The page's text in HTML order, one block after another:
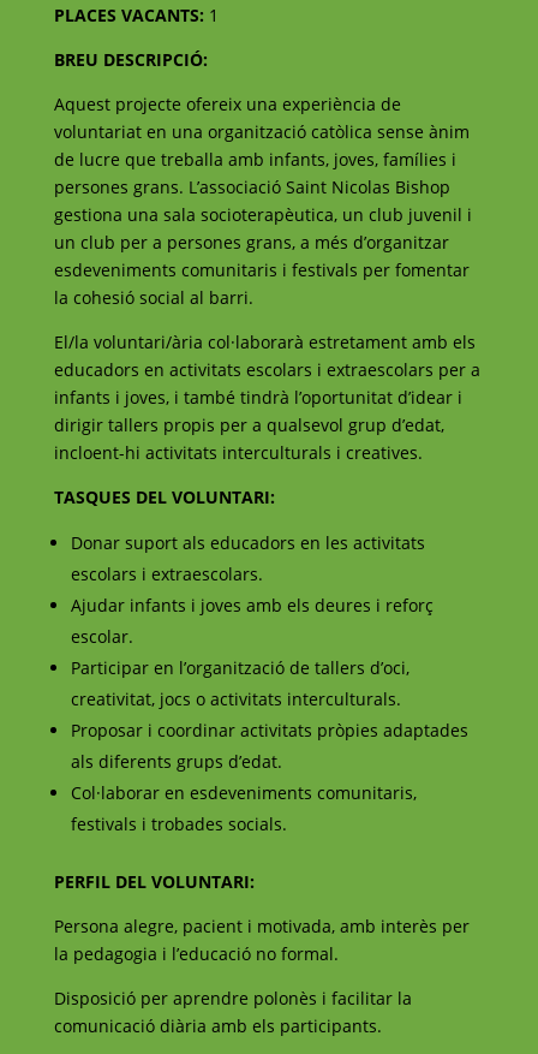
PLACES VACANTS: 1
BREU DESCRIPCIÓ:
Aquest projecte ofereix una experiència de
voluntariat en una organització catòlica sense ànim
de lucre que treballa amb infants, joves, famílies i
persones grans. L’associació Saint Nicolas Bishop
gestiona una sala socioterapèutica, un club juvenil i
un club per a persones grans, a més d’organitzar
esdeveniments comunitaris i festivals per fomentar
la cohesió social al barri.
El/la voluntari/ària col·laborarà estretament amb els
educadors en activitats escolars i extraescolars per a
infants i joves, i també tindrà l’oportunitat d’idear i
dirigir tallers propis per a qualsevol grup d’edat,
incloent-hi activitats interculturals i creatives.
TASQUES DEL VOLUNTARI:
Donar suport als educadors en les activitats
escolars i extraescolars.
Ajudar infants i joves amb els deures i reforç
escolar.
Participar en l’organització de tallers d’oci,
creativitat, jocs o activitats interculturals.
Proposar i coordinar activitats pròpies adaptades
als diferents grups d’edat.
Col·laborar en esdeveniments comunitaris,
festivals i trobades socials.
PERFIL DEL VOLUNTARI:
Persona alegre, pacient i motivada, amb interès per
la pedagogia i l’educació no formal.
Disposició per aprendre polonès i facilitar la
comunicació diària amb els participants.